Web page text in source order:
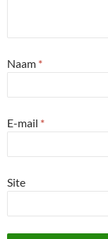
Naam *
E-mail *
Site